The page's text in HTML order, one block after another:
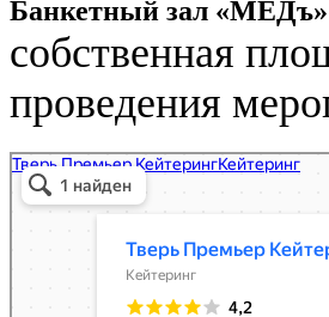
Банкетный зал «МЁДъ»
собственная
проведения